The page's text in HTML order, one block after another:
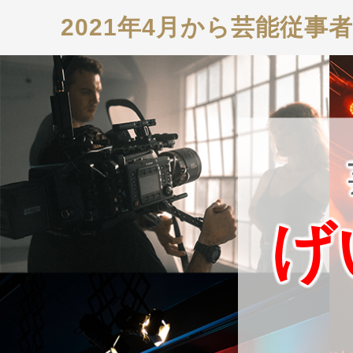
2021年4月から芸能従事
げ